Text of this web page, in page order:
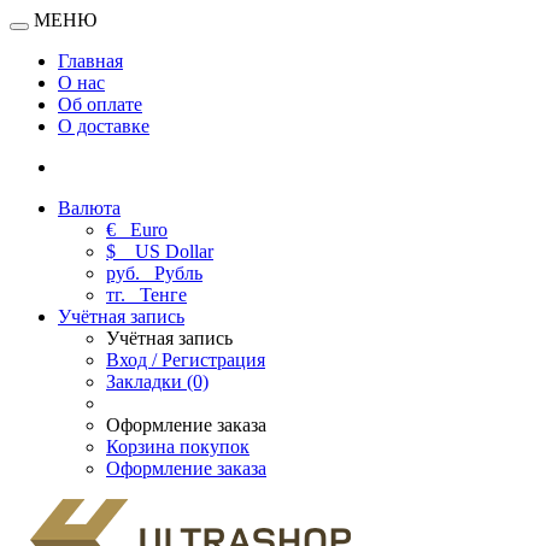
МЕНЮ
Главная
О нас
Об оплате
О доставке
Валюта
€ Euro
$
US Dollar
руб. Рубль
тг. Тенге
Учётная запись
Учётная запись
Вход / Регистрация
Закладки (0)
Оформление заказа
Корзина покупок
Оформление заказа